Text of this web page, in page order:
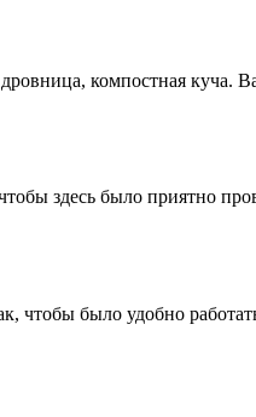
компостная куча.
здесь было приятно
чтобы было удобно